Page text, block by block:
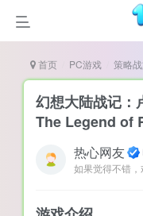
首页 PC游戏 策略
幻想大陆战记
The Legend of
热心网友
如果觉得不错